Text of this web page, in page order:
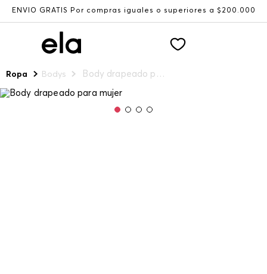
ENVÍO GRATIS Por compras iguales o superiores a $200.000
Ropa Bodys Body drapeado para mujer